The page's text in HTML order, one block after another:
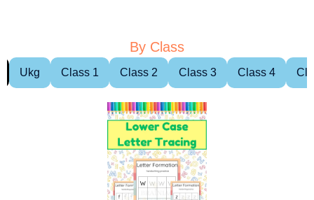
By Class
Ukg Class 1 Class 2 Class 3 Class 4